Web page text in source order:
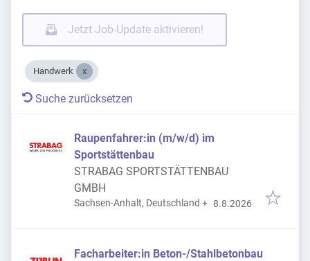
Jetzt Job-Update aktivieren!
Handwerk
Suche zurücksetzen
Raupenfahrer:in (m/w/d) im
Sportstättenbau
STRABAG SPORTSTÄTTENBAU
GMBH
Sachsen-Anhalt, Deutschland + Veröffentlicht:
8.8.2026
Facharbeiter:in Beton-/Stahlbetonbau